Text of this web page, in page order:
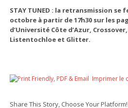
STAY TUNED : la retransmission se
octobre à partir de 17h30 sur les
d’Université Côte d’Azur, Crossover,
Listentochloe et Glitter.
Imprimer le
Share This Story, Choose Your Platform!